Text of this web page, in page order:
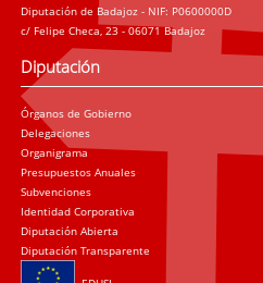
Diputación de Badajoz - NIF: P0600000D
c/ Felipe Checa, 23 - 06071 Badajoz
Diputación
Órganos de Gobierno
Delegaciones
Organigrama
Presupuestos Anuales
Subvenciones
Identidad Corporativa
Diputación Abierta
Diputación Transparente